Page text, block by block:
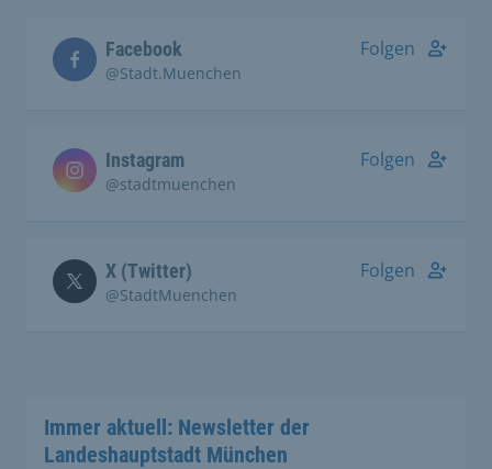
Facebook
@Stadt.Muenchen
Folgen
Instagram
@stadtmuenchen
Folgen
X (Twitter)
@StadtMuenchen
Folgen
Immer aktuell: Newsletter der
Landeshauptstadt München